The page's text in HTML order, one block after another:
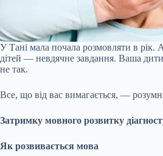
У Тані мала почала розмовляти в
дітей — невдячне завдання. Ваша
не так.
Все, що від вас вимагається, —
Затримку мовного розвитку
Як розвивається мова